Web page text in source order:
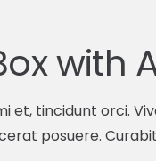
with
et, tincidunt orci.
posuere.